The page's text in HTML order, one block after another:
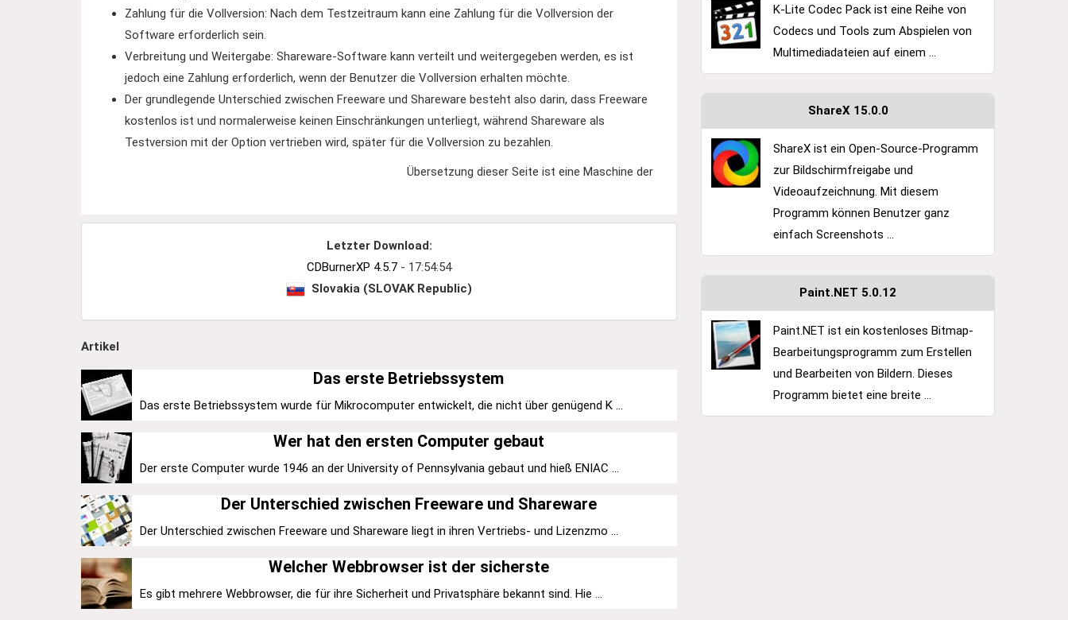
Zahlung für die Vollversion: Nach dem Testzeitraum kann eine Zahlung für die Vollversion der
Software erforderlich sein.
Verbreitung und Weitergabe: Shareware-Software kann verteilt und weitergegeben werden, es ist
jedoch eine Zahlung erforderlich, wenn der Benutzer die Vollversion erhalten möchte.
Der grundlegende Unterschied zwischen Freeware und Shareware besteht also darin, dass Freeware
kostenlos ist und normalerweise keinen Einschränkungen unterliegt, während Shareware als
Testversion mit der Option vertrieben wird, später für die Vollversion zu bezahlen.
Übersetzung dieser Seite ist eine Maschine der
Letzter Download:
CDBurnerXP 4.5.7 - 17:54:54
Slovakia (SLOVAK Republic)
Artikel
Das erste Betriebssystem
Das erste Betriebssystem wurde für Mikrocomputer entwickelt, die nicht über genügend K ...
Wer hat den ersten Computer gebaut
Der erste Computer wurde 1946 an der University of Pennsylvania gebaut und hieß ENIAC ...
Der Unterschied zwischen Freeware und Shareware
Der Unterschied zwischen Freeware und Shareware liegt in ihren Vertriebs- und Lizenzmo ...
Welcher Webbrowser ist der sicherste
Es gibt mehrere Webbrowser, die für ihre Sicherheit und Privatsphäre bekannt sind. Hie ...
K-Lite Codec Pack ist eine Reihe von
Codecs und Tools zum Abspielen von
Multimediadateien auf einem ...
ShareX 15.0.0
ShareX ist ein Open-Source-Programm
zur Bildschirmfreigabe und
Videoaufzeichnung. Mit diesem
Programm können Benutzer ganz
einfach Screenshots ...
Paint.NET 5.0.12
Paint.NET ist ein kostenloses Bitmap-
Bearbeitungsprogramm zum Erstellen
und Bearbeiten von Bildern. Dieses
Programm bietet eine breite ...